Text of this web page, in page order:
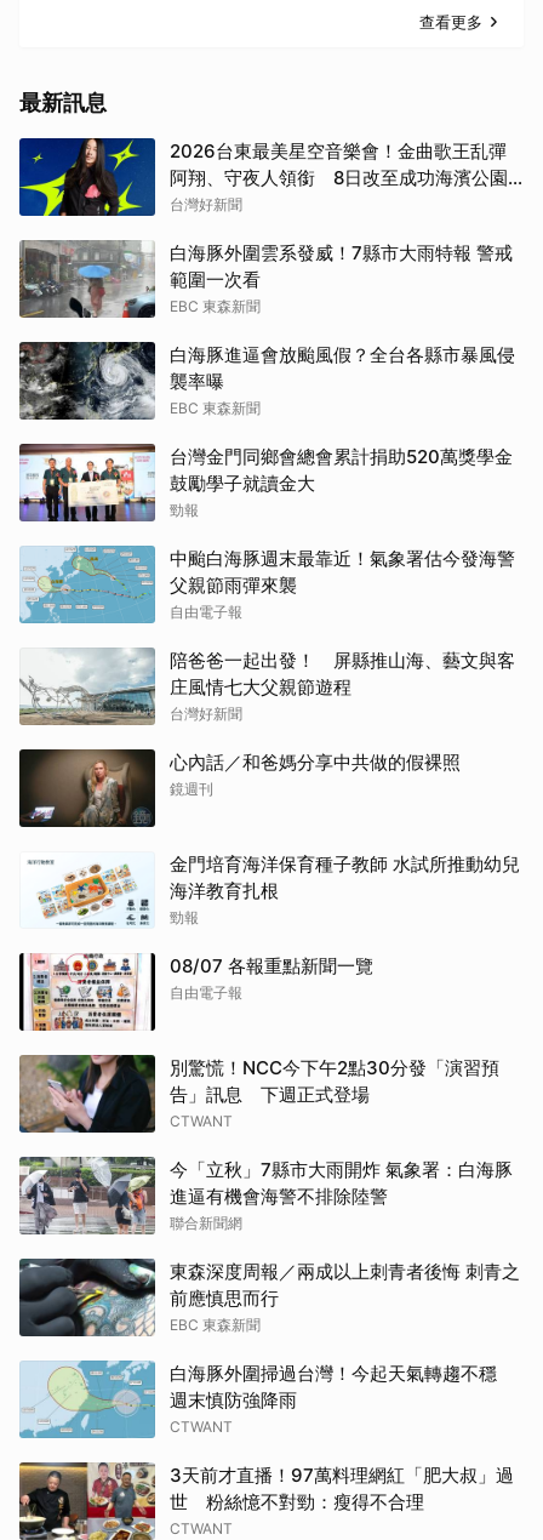
查看更多
最新訊息
2026台東最美星空音樂會！金曲歌王乱彈
阿翔、守夜人領銜 8日改至成功海濱公園
開唱
台灣好新聞
白海豚外圍雲系發威！7縣市大雨特報 警戒
範圍一次看
EBC 東森新聞
白海豚進逼會放颱風假？全台各縣市暴風侵
襲率曝
EBC 東森新聞
台灣金門同鄉會總會累計捐助520萬獎學金
鼓勵學子就讀金大
勁報
中颱白海豚週末最靠近！氣象署估今發海警
父親節雨彈來襲
自由電子報
陪爸爸一起出發！ 屏縣推山海、藝文與客
庄風情七大父親節遊程
台灣好新聞
心內話／和爸媽分享中共做的假裸照
鏡週刊
金門培育海洋保育種子教師 水試所推動幼兒
海洋教育扎根
勁報
08/07 各報重點新聞一覽
自由電子報
別驚慌！NCC今下午2點30分發「演習預
告」訊息 下週正式登場
CTWANT
今「立秋」7縣市大雨開炸 氣象署：白海豚
進逼有機會海警不排除陸警
聯合新聞網
東森深度周報／兩成以上刺青者後悔 刺青之
前應慎思而行
EBC 東森新聞
白海豚外圍掃過台灣！今起天氣轉趨不穩
週末慎防強降雨
CTWANT
3天前才直播！97萬料理網紅「肥大叔」過
世 粉絲憶不對勁：瘦得不合理
CTWANT